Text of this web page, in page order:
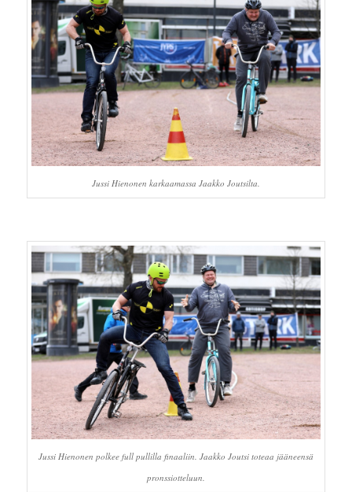
Jussi Hienonen karkaamassa Jaakko Joutsilta.
Jussi Hienonen polkee full pullilla finaaliin. Jaakko Joutsi toteaa jääneensä
pronssiotteluun.